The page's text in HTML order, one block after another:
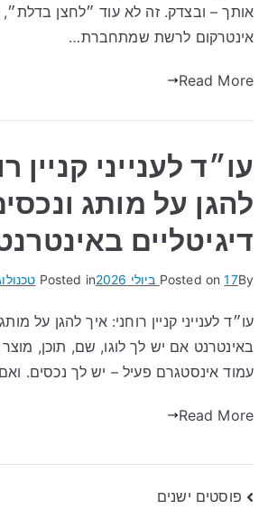
אותך – ובצדק. זה לא עוד ״לחצן
אינטרקום לרשת שמתחברת…
Read More
עו״ד לענייני קניין
להגן על מותג
דיגיטליים
By
Posted on17 ביולי 2026 Posted in
עו״ד לענייני קניין רוחני: איך להגן על
באינטרנט אם יש לך לוגו, שם, תוכן, מוצר
עמוד אינסטגרם פעיל – יש לך נכסים.
Read More
ניווט
פוסטים ישנים